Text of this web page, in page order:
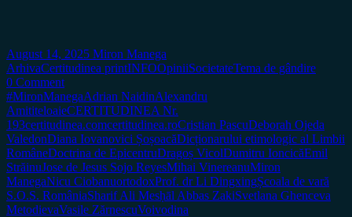
August 14, 2025 Miron Manega
ArhivaCertitudinea printINFOOpiniiSocietateTema de gândire
0 Comment
#MironManegaAdrian NaidinAlexandru
AmititeloaieCERTITUDINEA Nr.
193certitudinea.comcertitudinea.roCristian PascuDeborah Ojeda
ValedonDiana Iovanovici ȘoșoacăDicționarului etimologic al Limbii
RomâneDoctrina de EpicentruDragoș VicolDumitru IoncicăEmil
StrăinuJose de Jesus Sojo ReyesMihai VinereanuMiron
ManegaNicu CiobanuortodoxProf. dr Li DingxingȘcoala de vară
S.O.S. RomâniaSharif Ali Mesḥāl Abbas ZakiSvetlana Ghenceva
MetodievaVasile ZărnescuVoivodina